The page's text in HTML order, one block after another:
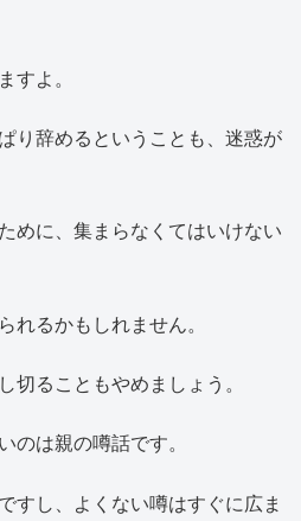
すよ。
り辞めるということも、迷惑が
めに、集まらなくてはいけない
れるかもしれません。
切ることもやめましょう。
のは親の噂話です。
すし、よくない噂はすぐに広ま